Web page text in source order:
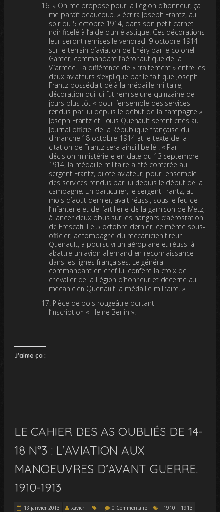
« On me propose pour la Légion d’honneur, ça
me paraît beaucoup. » écrira Joseph Frantz, au
soir du 5 octobre 1914, dans son petit carnet
noir ficelé à l’aide d’un élastique. Ces décorations
leur seront remises le vendredi 9 octobre 1914
sur le terrain d’aviation de Lhéry par le colonel
Ganter, commandant l’aéronautique de la
Vearmée. La différence de « traitement » entre les
deux aviateurs s’explique par le fait que Joseph
Frantz possédait déjà la médaille militaire,
décoration qui lui fut remise une quinzaine de
jours plus tôt « pour l’ensemble des services
rendus par lui depuis le début de la campagne ».
Joseph Frantz et Louis Quenault seront cités au
Journal officiel de la République française du
dimanche 18 octobre 1914 et le texte de la
citation de Frantz sera ainsi libellé : « Par
décision ministérielle en date du 13 septembre
1914, la médaille militaire a été conférée au
sergent Frantz, pilote aviateur, pour l’ensemble
des services rendus par lui depuis le début de la
campagne. En particulier, le sergent Frantz, au
mois d’août dernier, avait réussi, sous le feu de
l’infanterie et de l’artillerie de la garnison de Metz,
à lancer deux obus sur les hangars d’aérostation
de Frescati. Le 5 octobre dernier, ce même sous-
officier, accompagné du mécanicien tireur
Quenault, a poursuivi un aéroplane et réussi à
abattre un avion allemand en reconnaissance
dans les lignes françaises. Le général
commandant en chef lui confère la croix de
chevalier de la Légion d’honneur et décerne au
mécanicien Quenault la médaille militaire. »
Pièce de bois rougeâtre portant
l’inscription « Heine Berlin ».
J’aime ça :
LE CAHIER DES AS OUBLIÉS DE 14-
18 N°3 : L’AVIATION AUX
MANOEUVRES D’AVANT GUERRE.
1910-1913
13 janvier 2013 xavier 0 Commentaire 1910
1913